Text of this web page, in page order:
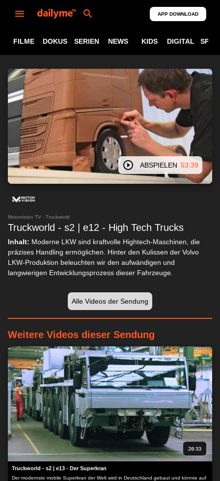
APP DOWNLOAD
FILME DOKUS SERIEN NEWS KIDS DIGITAL
ABSPIELEN 53:39
Motorvision TV - Truckworld
Truckworld - s2 | e12 - High Tech Trucks
Inhalt: Moderne LKW sind kraftvolle Hightech-Maschinen, die
präzises Handling ermöglichen. Hinter den Kulissen der Volvo
LKW-Produktion beleuchten wir den aufwändigen und
langwierigen Entwicklungsprozess dieser Fahrzeuge.
Alle Videos der Sendung
Weitere Videos dieser Sendung
26:33
Truckworld - s2 | e13 - Der Superkran
Der modernste mobile Superkran der Welt wird in Deutschland gebaut und könnte auf